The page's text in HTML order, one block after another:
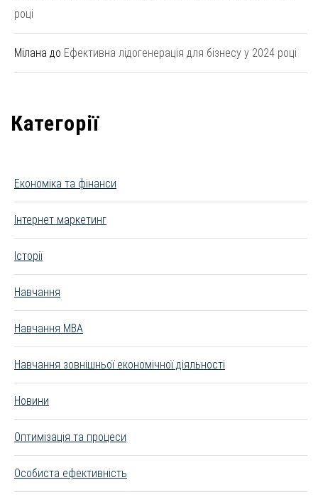
році
Мілана до Ефективна лідогенерація для бізнесу у 2024 році
Категорії
Економіка та фінанси
Інтернет маркетинг
Історії
Навчання
Навчання MBA
Навчання зовнішньої економічної діяльності
Новини
Оптимізація та процеси
Особиста ефективність